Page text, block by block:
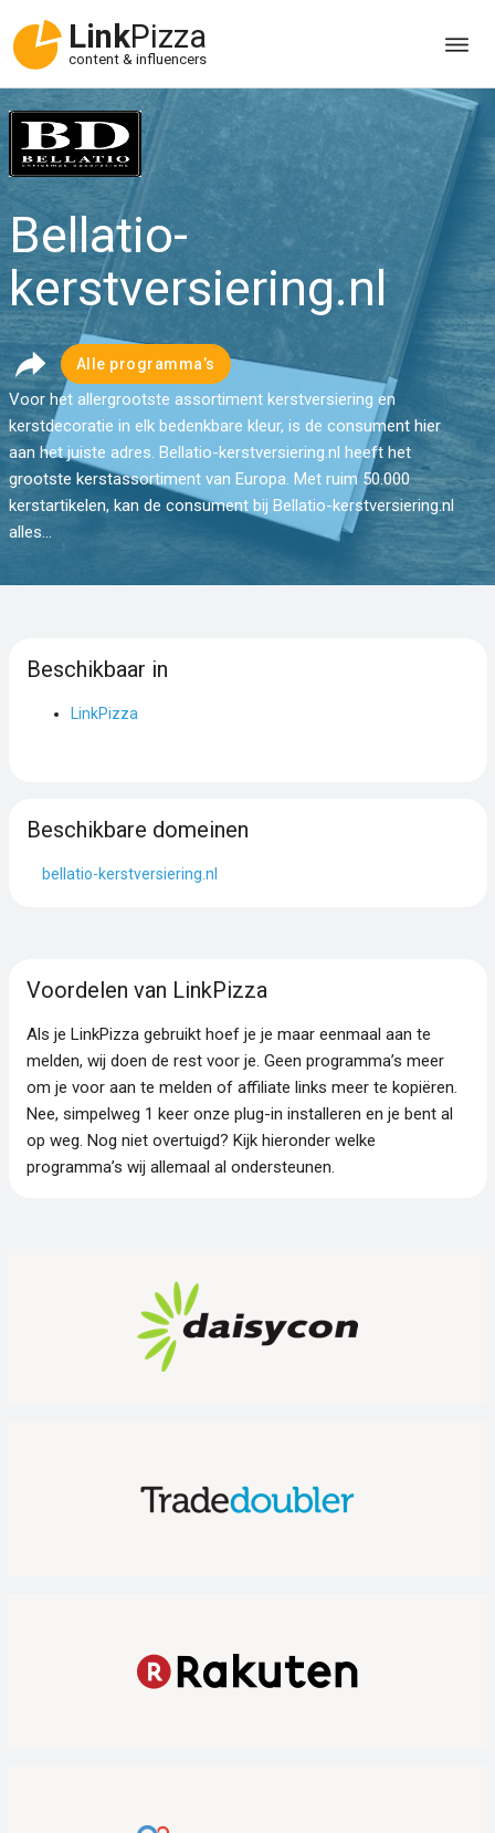
LinkPizza
content & influencers
Bellatio-
kerstversiering.nl
Alle programma’s
Voor het allergrootste assortiment kerstversiering en
kerstdecoratie in elk bedenkbare kleur, is de consument hier
aan het juiste adres. Bellatio-kerstversiering.nl heeft het
grootste kerstassortiment van Europa. Met ruim 50.000
kerstartikelen, kan de consument bij Bellatio-kerstversiering.nl
alles...
Beschikbaar in
LinkPizza
Beschikbare domeinen
bellatio-kerstversiering.nl
Voordelen van LinkPizza
Als je LinkPizza gebruikt hoef je je maar eenmaal aan te
melden, wij doen de rest voor je. Geen programma’s meer
om je voor aan te melden of affiliate links meer te kopiëren.
Nee, simpelweg 1 keer onze plug-in installeren en je bent al
op weg. Nog niet overtuigd? Kijk hieronder welke
programma’s wij allemaal al ondersteunen.